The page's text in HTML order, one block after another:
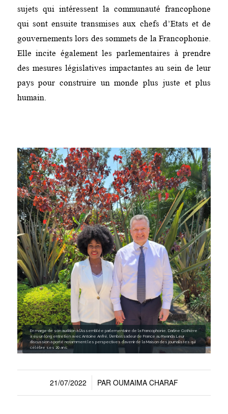
sujets qui intéressent la communauté francophone
qui sont ensuite transmises aux chefs d’Etats et de
gouvernements lors des sommets de la Francophonie.
Elle incite également les parlementaires à prendre
des mesures législatives impactantes au sein de leur
pays pour construire un monde plus juste et plus
humain.
En marge de son audition à l’Assemblée parlementaire de la Francophonie, Darline Cothière
a eu un long entretien avec Antoine Anfré, l’Ambassadeur de France au Rwanda. Leur
discussion a porté notamment les perspectives d’avenir de la Maison des journalistes qui
célèbre ses 20 ans.
21/07/2022
/ PAR OUMAIMA CHARAF